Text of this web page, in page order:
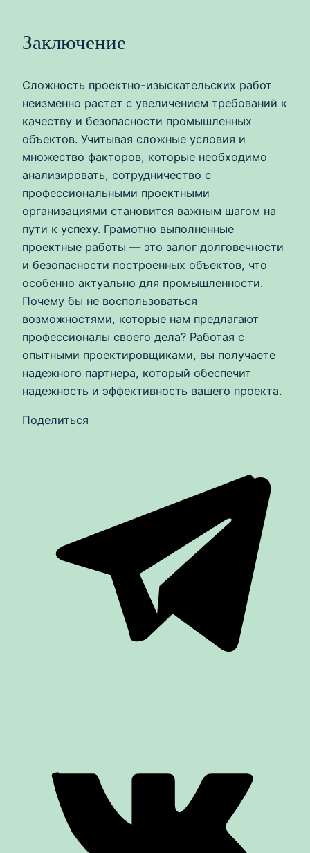
Заключение
Сложность проектно-изыскательских работ
неизменно растет с увеличением требований к
качеству и безопасности промышленных
объектов. Учитывая сложные условия и
множество факторов, которые необходимо
анализировать, сотрудничество с
профессиональными проектными
организациями становится важным шагом на
пути к успеху. Грамотно выполненные
проектные работы — это залог долговечности
и безопасности построенных объектов, что
особенно актуально для промышленности.
Почему бы не воспользоваться
возможностями, которые нам предлагают
профессионалы своего дела? Работая с
опытными проектировщиками, вы получаете
надежного партнера, который обеспечит
надежность и эффективность вашего проекта.
Поделиться